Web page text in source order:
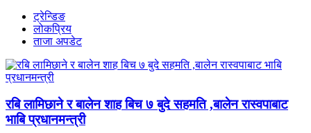
ट्रेन्डिङ
लोकप्रिय
ताजा अपडेट
रबि लामिछाने र बालेन शाह बिच ७ बुदे सहमति ,बालेन रास्वपाबाट
भाबि प्रधानमन्त्री